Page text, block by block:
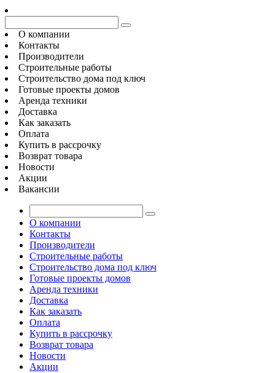
О компании
Контакты
Производители
Строительные работы
Строительство дома под ключ
Готовые проекты домов
Аренда техники
Доставка
Как заказать
Оплата
Купить в рассрочку
Возврат товара
Новости
Акции
Вакансии
О компании
Контакты
Производители
Строительные работы
Строительство дома под ключ
Готовые проекты домов
Аренда техники
Доставка
Как заказать
Оплата
Купить в рассрочку
Возврат товара
Новости
Акции